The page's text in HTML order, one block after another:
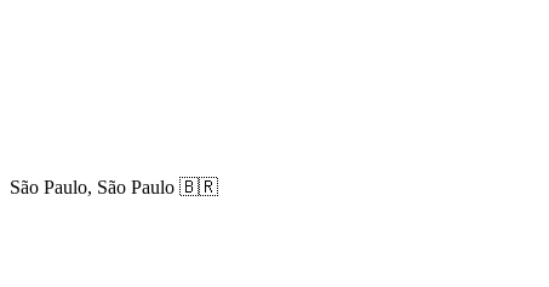
São Paulo, São Paulo 🇧🇷